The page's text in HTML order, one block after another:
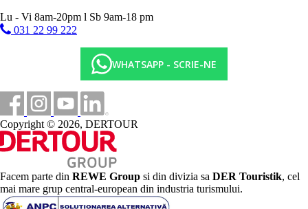
4 stele, cu un zambet, cabana si suite si o determinare ecologica
de a-si face oaspetii sa se simta ca acasa.
Camerele dispun de:
baie cu dus sau cada
WiFi
TV prin satelit
minibar
fierbator
pat double sau single
Facilitati hotel:
piscina infinity
Lu - Vi 8am-20pm l Sb 9am-18 pm
031 22 99 222
WHATSAPP - SCRIE-NE
Copyright © 2026, DERTOUR
Facem parte din REWE Group si din divizia sa DER Touristik, cel
mai mare grup central-european din industria turismului.